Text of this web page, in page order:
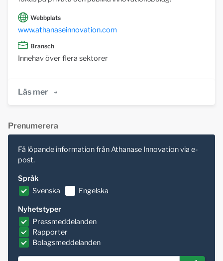
Webbplats
www.athanaseinnovation.com
Bransch
Innehav över flera sektorer
Läs mer
Prenumerera
Få löpande information från Athanase Innovation via e-
post.
Språk
Svenska
Engelska
Nyhetstyper
Pressmeddelanden
Rapporter
Bolagsmeddelanden